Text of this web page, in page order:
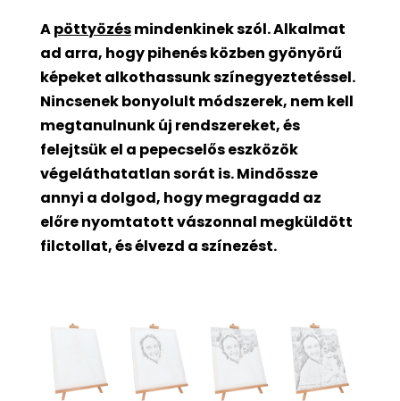
Apöttyözésmindenkinek szól. Alkalmat
ad arra, hogy pihenés közben gyönyörű
képeket alkothassunk színegyeztetéssel.
Nincsenek bonyolult módszerek, nem kell
megtanulnunk új rendszereket, és
felejtsük el a pepecselős eszközök
végeláthatatlan sorát is. Mindössze
annyi a dolgod, hogy megragadd az
előre nyomtatott vászonnal megküldött
filctollat, és élvezd a színezést.